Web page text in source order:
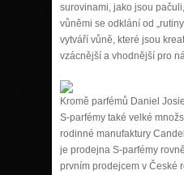
surovinami, jako jsou
vůněmi se odklání od
vytváří vůně, které jsou
vzácnější a vhodnější pro
Kromě parfémů Daniel
S-parfémy také velké
rodinné manufaktury
je prodejna S-parfémy
prvním prodejcem v České